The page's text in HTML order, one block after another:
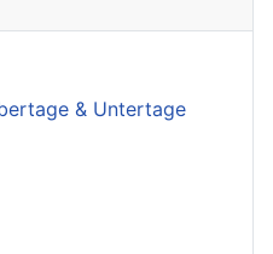
& Untertage